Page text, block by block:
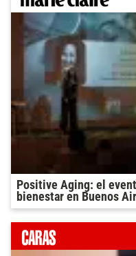
Positive Aging: el
bienestar en Buenos